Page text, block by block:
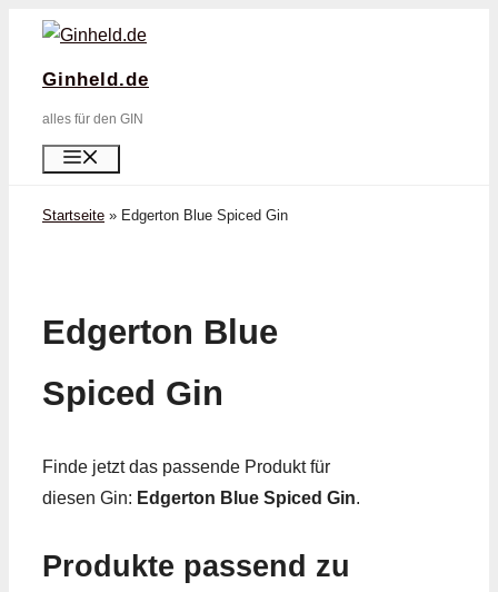
Zum
springen
Ginheld.de
alles für den GIN
Startseite » Edgerton Blue Spiced Gin
Edgerton Blue
Spiced Gin
Finde jetzt das passende Produkt für
diesen Gin: Edgerton Blue Spiced Gin.
Produkte passend zu